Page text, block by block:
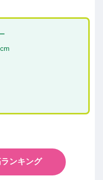
ンキング